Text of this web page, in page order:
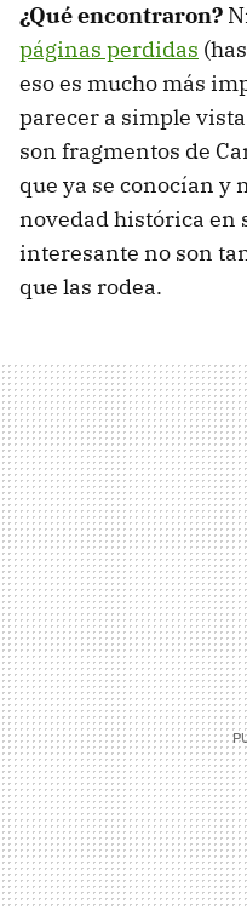
¿Qué encontraron?
páginas perdidas
eso es mucho más
parecer a simple
son fragmentos de
que ya se conocían y
novedad histórica en
interesante no son
que las rodea.